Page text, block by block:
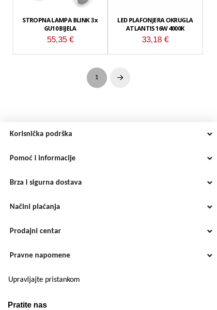
STROPNA LAMPA BLINK 3 x
GU10 BIJELA
55,35 €
LED PLAFONJERA OKRUGLA
ATLANTIS 16W 4000K
33,18€
1 Next
Korisnička podrška
Pomoć i informacije
Brza i sigurna dostava
Načini plaćanja
Prodajni centar
Pravne napomene
Upravljajte pristankom
Pratite nas